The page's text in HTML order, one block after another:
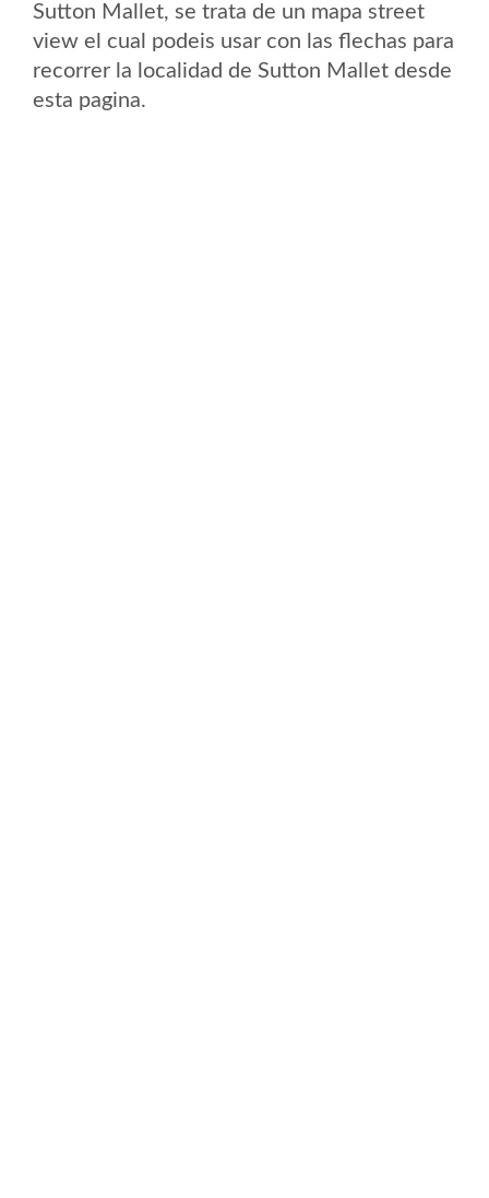
Sutton Mallet, se trata de un mapa street
view el cual podeis usar con las flechas para
recorrer la localidad de Sutton Mallet desde
esta pagina.